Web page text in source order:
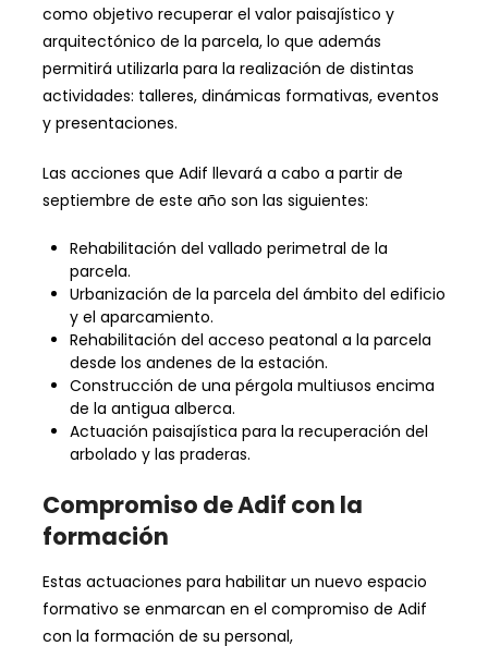
como objetivo recuperar el valor paisajístico y
arquitectónico de la parcela, lo que además
permitirá utilizarla para la realización de distintas
actividades: talleres, dinámicas formativas, eventos
y presentaciones.
Las acciones que Adif llevará a cabo a partir de
septiembre de este año son las siguientes:
Rehabilitación del vallado perimetral de la
parcela.
Urbanización de la parcela del ámbito del edificio
y el aparcamiento.
Rehabilitación del acceso peatonal a la parcela
desde los andenes de la estación.
Construcción de una pérgola multiusos encima
de la antigua alberca.
Actuación paisajística para la recuperación del
arbolado y las praderas.
Compromiso de Adif con la
formación
Estas actuaciones para habilitar un nuevo espacio
formativo se enmarcan en el compromiso de Adif
con la formación de su personal,